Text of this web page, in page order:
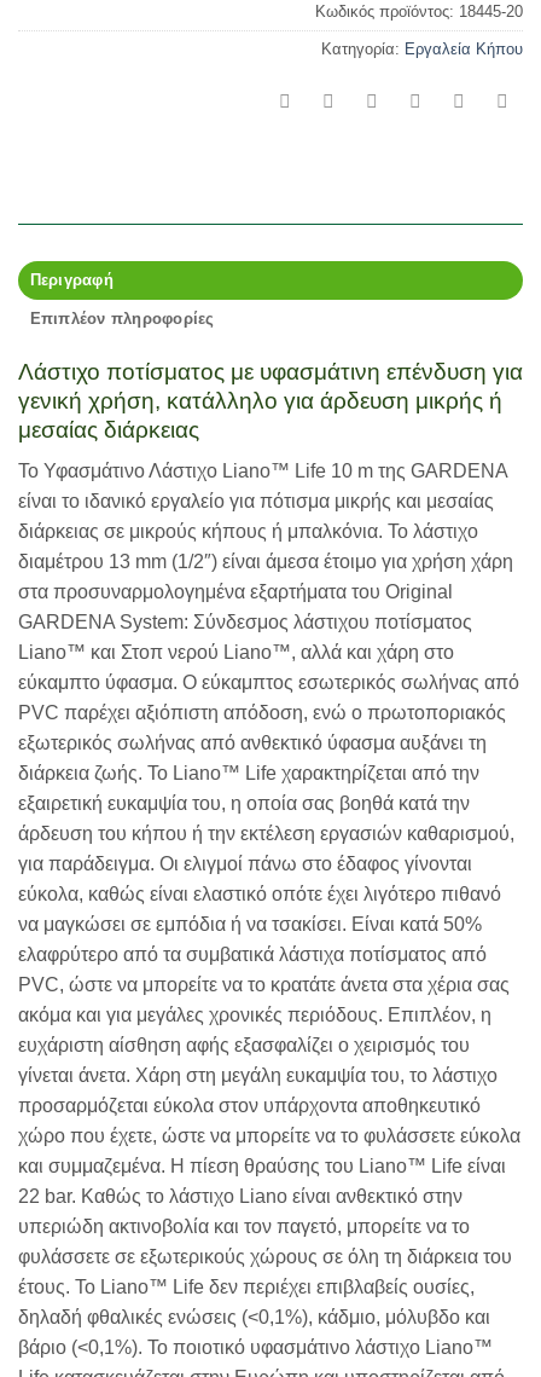
Κωδικός προϊόντος: 18445-20
Κατηγορία: Εργαλεία Κήπου
Περιγραφή
Επιπλέον πληροφορίες
Λάστιχο ποτίσματος με υφασμάτινη επένδυση για
γενική χρήση, κατάλληλο για άρδευση μικρής ή
μεσαίας διάρκειας
Το Υφασμάτινο Λάστιχο Liano™ Life 10 m της GARDENA
είναι το ιδανικό εργαλείο για πότισμα μικρής και μεσαίας
διάρκειας σε μικρούς κήπους ή μπαλκόνια. Το λάστιχο
διαμέτρου 13 mm (1/2″) είναι άμεσα έτοιμο για χρήση χάρη
στα προσυναρμολογημένα εξαρτήματα του Original
GARDENA System: Σύνδεσμος λάστιχου ποτίσματος
Liano™ και Στοπ νερού Liano™, αλλά και χάρη στο
εύκαμπτο ύφασμα. Ο εύκαμπτος εσωτερικός σωλήνας από
PVC παρέχει αξιόπιστη απόδοση, ενώ ο πρωτοποριακός
εξωτερικός σωλήνας από ανθεκτικό ύφασμα αυξάνει τη
διάρκεια ζωής. Το Liano™ Life χαρακτηρίζεται από την
εξαιρετική ευκαμψία του, η οποία σας βοηθά κατά την
άρδευση του κήπου ή την εκτέλεση εργασιών καθαρισμού,
για παράδειγμα. Οι ελιγμοί πάνω στο έδαφος γίνονται
εύκολα, καθώς είναι ελαστικό οπότε έχει λιγότερο πιθανό
να μαγκώσει σε εμπόδια ή να τσακίσει. Είναι κατά 50%
ελαφρύτερο από τα συμβατικά λάστιχα ποτίσματος από
PVC, ώστε να μπορείτε να το κρατάτε άνετα στα χέρια σας
ακόμα και για μεγάλες χρονικές περιόδους. Επιπλέον, η
ευχάριστη αίσθηση αφής εξασφαλίζει ο χειρισμός του
γίνεται άνετα. Χάρη στη μεγάλη ευκαμψία του, το λάστιχο
προσαρμόζεται εύκολα στον υπάρχοντα αποθηκευτικό
χώρο που έχετε, ώστε να μπορείτε να το φυλάσσετε εύκολα
και συμμαζεμένα. Η πίεση θραύσης του Liano™ Life είναι
22 bar. Καθώς το λάστιχο Liano είναι ανθεκτικό στην
υπεριώδη ακτινοβολία και τον παγετό, μπορείτε να το
φυλάσσετε σε εξωτερικούς χώρους σε όλη τη διάρκεια του
έτους. Το Liano™ Life δεν περιέχει επιβλαβείς ουσίες,
δηλαδή φθαλικές ενώσεις (<0,1%), κάδμιο, μόλυβδο και
βάριο (<0,1%). Το ποιοτικό υφασμάτινο λάστιχο Liano™